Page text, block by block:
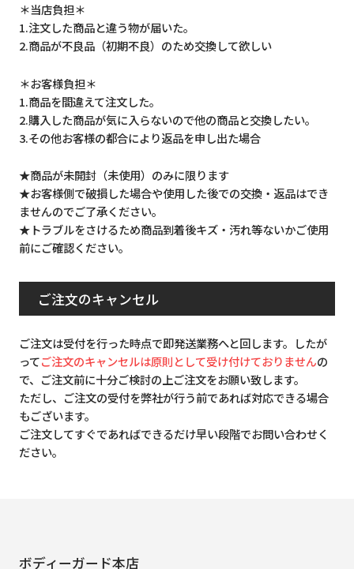
＊当店負担＊
1.注文した商品と違う物が届いた。
2.商品が不良品（初期不良）のため交換して欲しい
＊お客様負担＊
1.商品を間違えて注文した。
2.購入した商品が気に入らないので他の商品と交換したい。
3.その他お客様の都合により返品を申し出た場合
★商品が未開封（未使用）のみに限ります
★お客様側で破損した場合や使用した後での交換・返品はでき
ませんのでご了承ください。
★トラブルをさけるため商品到着後キズ・汚れ等ないかご使用
前にご確認ください。
ご注文のキャンセル
ご注文は受付を行った時点で即発送業務へと回します。したが
ってご注文のキャンセルは原則として受け付けておりませんの
で、ご注文前に十分ご検討の上ご注文をお願い致します。
ただし、ご注文の受付を弊社が行う前であれば対応できる場合
もございます。
ご注文してすぐであればできるだけ早い段階でお問い合わせく
ださい。
ボディーガード本店